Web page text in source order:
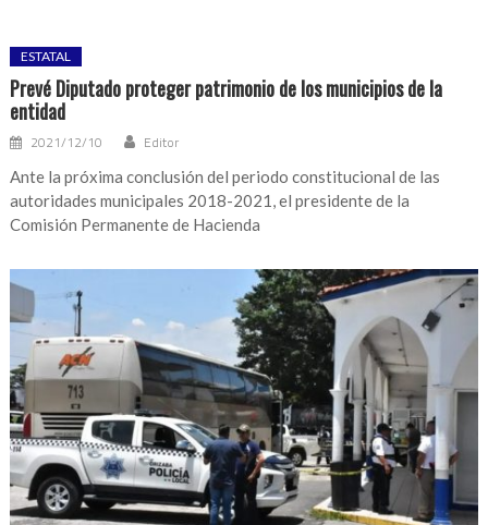
ESTATAL
Prevé Diputado proteger patrimonio de los municipios de la
entidad
2021/12/10 Editor
Ante la próxima conclusión del periodo constitucional de las
autoridades municipales 2018-2021, el presidente de la
Comisión Permanente de Hacienda